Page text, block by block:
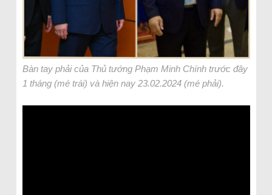
Bàn tay phải của Thủ tướng Phạm Minh Chính trước đây
1 tháng (mé trái) và hiện nay 23.02.2024 (mé phải).